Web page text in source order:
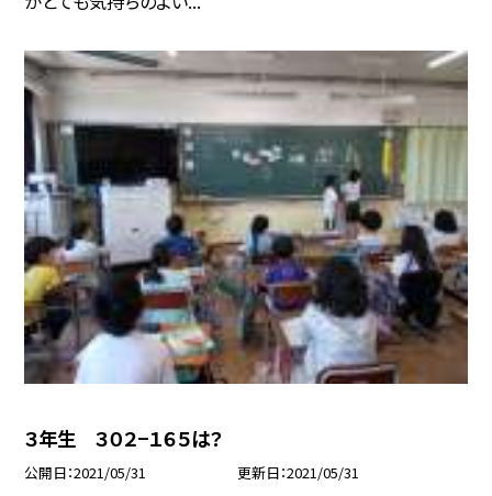
３年生 ３０２−１６５は？
公開日 2021/05/31 更新日 2021/05/31